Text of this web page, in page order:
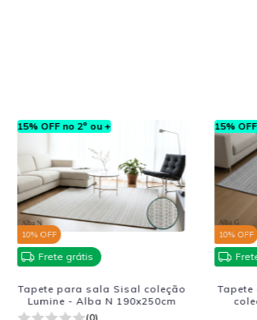
15% OFF no 2º ou +
% OFF
Frete grátis
Tapete para sala Sisal coleção
Lumine - Alba N 190x250cm
(0)
15% OFF
% OFF
Frete
Tapete